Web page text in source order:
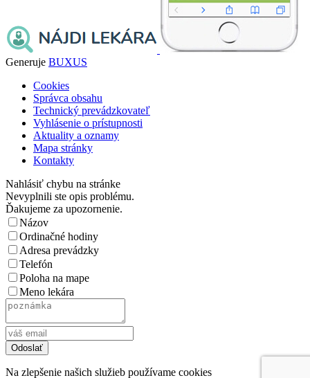
Generuje BUXUS
Cookies
Správca obsahu
Technický prevádzkovateľ
Vyhlásenie o prístupnosti
Aktuality a oznamy
Mapa stránky
Kontakty
Nahlásiť chybu na stránke
Nevyplnili ste opis problému.
Ďakujeme za upozornenie.
Názov
Ordinačné hodiny
Adresa prevádzky
Telefón
Poloha na mape
Meno lekára
Na zlepšenie našich služieb používame cookies